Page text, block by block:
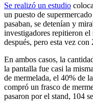
Se realizó un estudio
un puesto de
pasaban, se detenían y
investigadores repitieron el
después, pero esta vez
En ambos casos, la
la pantalla fue casi la
de mermelada, el 40% de
compró un frasco de
pasaron por el stand, 104